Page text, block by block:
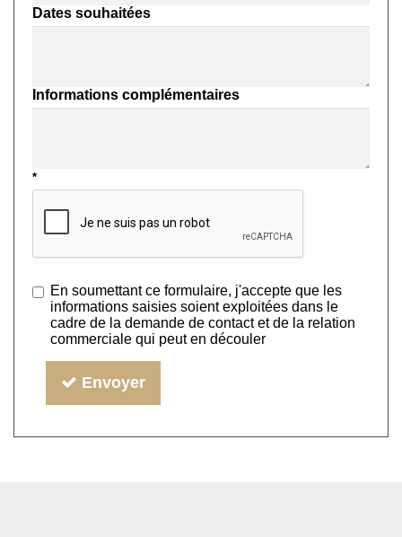
Dates souhaitées
Informations complémentaires
En soumettant ce formulaire, j'accepte que les
informations saisies soient exploitées dans le
cadre de la demande de contact et de la relation
commerciale qui peut en découler
Envoyer